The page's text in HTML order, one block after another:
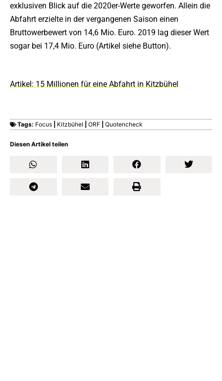
Diesen Artikel teilen
exklusiven Blick auf die 2020er-Werte geworfen. Allein die
Abfahrt erzielte in der vergangenen Saison einen
Bruttowerbewert von 14,6 Mio. Euro. 2019 lag dieser Wert
sogar bei 17,4 Mio. Euro (Artikel siehe Button).
Artikel: 15 Millionen für eine Abfahrt in Kitzbühel
Tags: Focus Kitzbühel ORF Quotencheck